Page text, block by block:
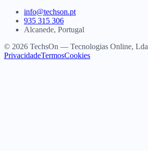
info@techson.pt
935 315 306
Alcanede, Portugal
© 2026 TechsOn — Tecnologias Online, Lda
PrivacidadeTermosCookies